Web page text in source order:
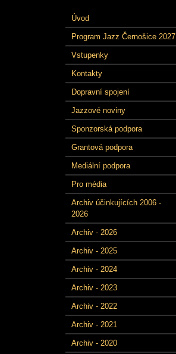
Úvod
Program Jazz Černošice 2027
Vstupenky
Kontakty
Dopravní spojení
Jazzové noviny
Sponzorská podpora
Grantová podpora
Mediální podpora
Pro média
Archiv účinkujících 2006 -
2026
Archiv - 2026
Archiv - 2025
Archiv - 2024
Archiv - 2023
Archiv - 2022
Archiv - 2021
Archiv - 2020